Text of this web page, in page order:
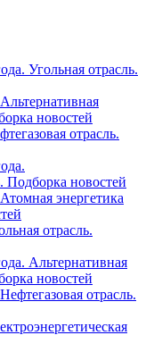
Угольная отрасль.
новостей
отрасль.
Подборка новостей
энергетика
отрасль.
Альтернативная
новостей
отрасль.